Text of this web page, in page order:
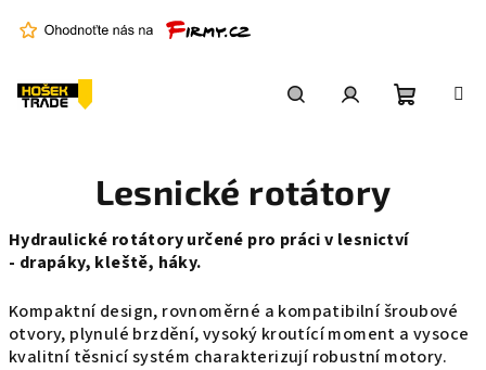
Lesnické rotátory
Hydraulické rotátory určené pro práci v lesnictví
- drapáky, kleště, háky.
Kompaktní design, rovnoměrné a kompatibilní šroubové
otvory, plynulé brzdění, vysoký kroutící moment a vysoce
kvalitní těsnicí systém charakterizují robustní motory.